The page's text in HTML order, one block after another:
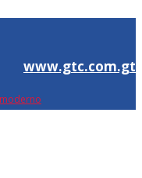
www.gtc.com.gt